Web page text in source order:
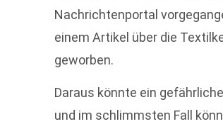
Nachrichtenportal
einem Artikel über die
geworben.
Daraus könnte ein
und im schlimmsten Fall